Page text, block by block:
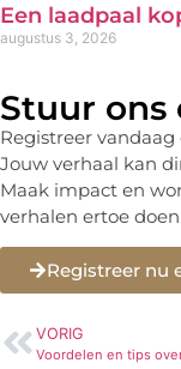
Een laadpaal
augustus 3, 2026
Stuur ons
Registreer
Jouw verhaal kan
Maak impact en
verhalen ertoe doen.
Registreer nu
VORIG